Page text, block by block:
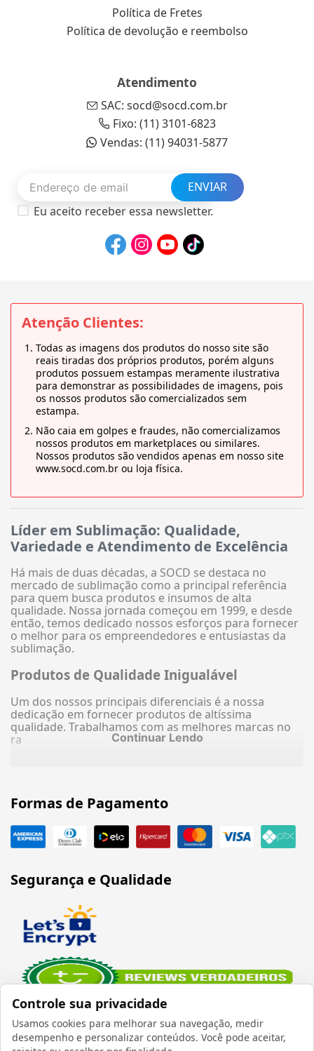
Controle sua privacidade
Usamos cookies para melhorar sua navegação, medir
desempenho e personalizar conteúdos. Você pode aceitar,
Política de Fretes
Política de devolução e reembolso
Atendimento
SAC: socd@socd.com.br
Fixo: (11) 3101-6823
Vendas: (11) 94031-5877
ENVIAR
Eu aceito receber essa newsletter.
Atenção Clientes:
Todas as imagens dos produtos do nosso site são
reais tiradas dos próprios produtos, porém alguns
produtos possuem estampas meramente ilustrativa
para demonstrar as possibilidades de imagens, pois
os nossos produtos são comercializados sem
estampa.
Não caia em golpes e fraudes, não comercializamos
nossos produtos em marketplaces ou similares.
Nossos produtos são vendidos apenas em nosso site
www.socd.com.br ou loja física.
Líder em Sublimação: Qualidade,
Variedade e Atendimento de Excelência
Há mais de duas décadas, a SOCD se destaca no
mercado de sublimação como a principal referência
para quem busca produtos e insumos de alta
qualidade. Nossa jornada começou em 1999, e desde
então, temos dedicado nossos esforços para fornecer
o melhor para os empreendedores e entusiastas da
sublimação.
Produtos de Qualidade Inigualável
Um dos nossos principais diferenciais é a nossa
dedicação em fornecer produtos de altíssima
qualidade. Trabalhamos com as melhores marcas no
ra
Continuar Lendo
Formas de Pagamento
Segurança e Qualidade
Verificada por